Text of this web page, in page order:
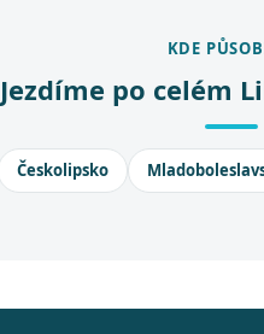
KDE
Jezdíme po celém
Českolipsko